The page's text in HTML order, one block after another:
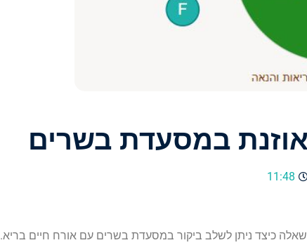
במסעדת בשרים
11:48
כיצד ניתן לשלב ביקור במסעדת בשרים עם אורח חיים בריא.